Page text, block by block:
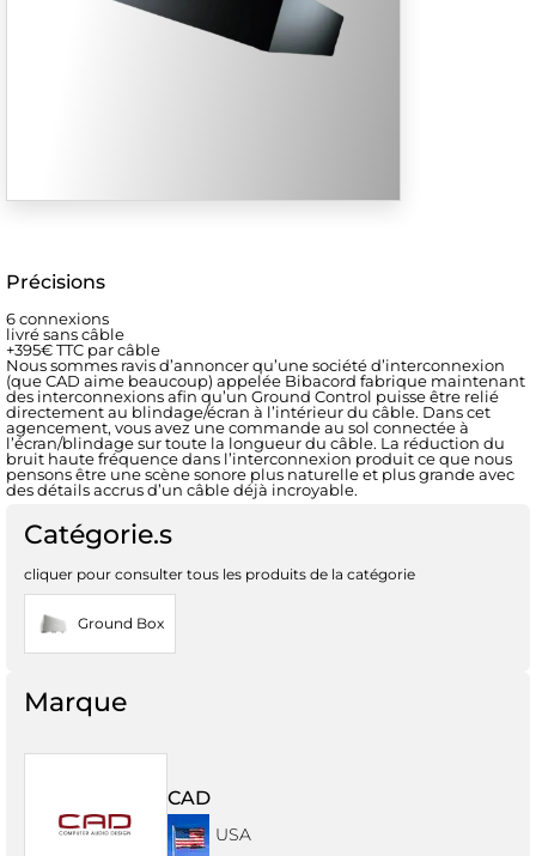
Précisions
6 connexions
livré sans câble
+395€ TTC par câble
Nous sommes ravis d’annoncer qu’une société d’interconnexion
(que CAD aime beaucoup) appelée Bibacord fabrique maintenant
des interconnexions afin qu’un Ground Control puisse être relié
directement au blindage/écran à l’intérieur du câble. Dans cet
agencement, vous avez une commande au sol connectée à
l’écran/blindage sur toute la longueur du câble. La réduction du
bruit haute fréquence dans l’interconnexion produit ce que nous
pensons être une scène sonore plus naturelle et plus grande avec
des détails accrus d’un câble déjà incroyable.
Catégorie.s
cliquer pour consulter tous les produits de la catégorie
Ground Box
Marque
CAD
USA